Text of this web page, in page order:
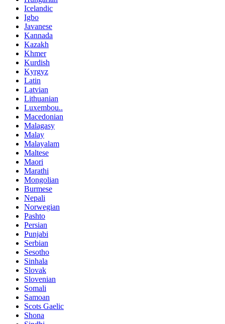
Icelandic
Igbo
Javanese
Kannada
Kazakh
Khmer
Kurdish
Kyrgyz
Latin
Latvian
Lithuanian
Luxembou..
Macedonian
Malagasy
Malay
Malayalam
Maltese
Maori
Marathi
Mongolian
Burmese
Nepali
Norwegian
Pashto
Persian
Punjabi
Serbian
Sesotho
Sinhala
Slovak
Slovenian
Somali
Samoan
Scots Gaelic
Shona